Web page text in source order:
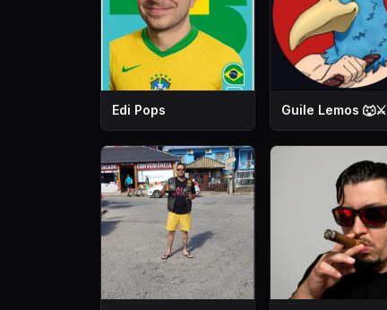
Edi Pops Guile Lemos 🐺⚔️